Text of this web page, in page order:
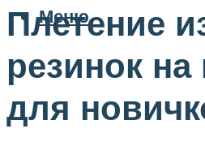
Меню
Плетение
резинок на
для